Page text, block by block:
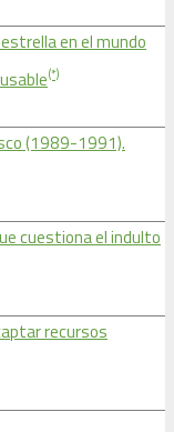
en el mundo
(*)
(1989-1991).
cuestiona el indulto
recursos